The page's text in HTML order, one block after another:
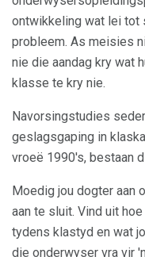
ontwikkeling wat lei tot
probleem. As meisies
nie die aandag kry wat
klasse te kry nie.
Navorsingstudies
geslagsgaping in
vroeë 1990's, bestaan
Moedig jou dogter aan
aan te sluit. Vind uit
tydens klastyd en wat
die onderwyser vra vir